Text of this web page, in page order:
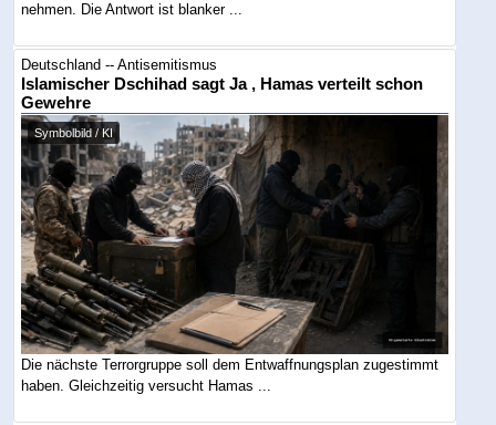
nehmen. Die Antwort ist blanker ...
Deutschland -- Antisemitismus
Islamischer Dschihad sagt Ja , Hamas verteilt schon
Gewehre
Symbolbild / KI
Die nächste Terrorgruppe soll dem Entwaffnungsplan zugestimmt
haben. Gleichzeitig versucht Hamas ...